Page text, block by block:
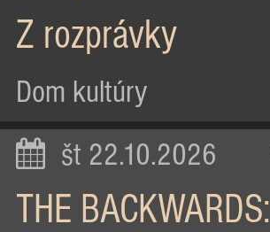
Z rozprávky
Dom kultúry
št 22.10.2026
THE BACKWARDS: